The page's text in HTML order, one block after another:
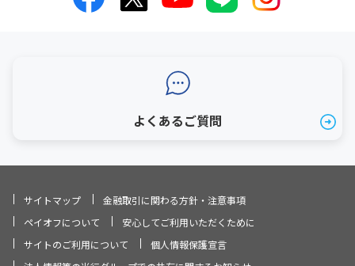
よくあるご質問
サイトマップ
金融取引に関わる方針・注意事項
ペイオフについて
安心してご利用いただくために
サイトのご利用について
個人情報保護宣言